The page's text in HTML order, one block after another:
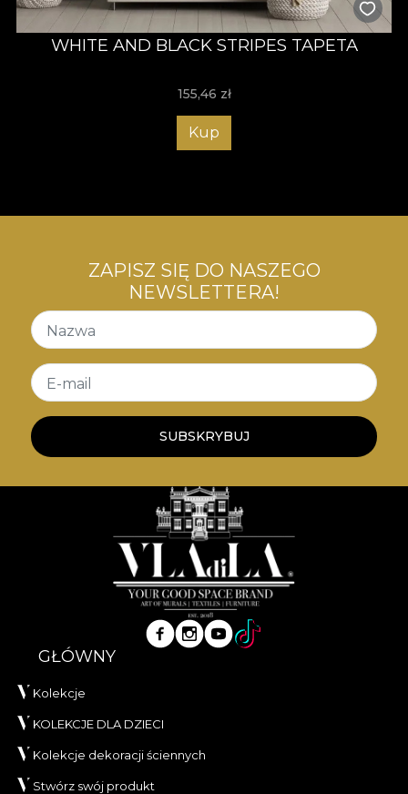
WHITE AND BLACK STRIPES TAPETA
155,46 zł
Kup
ZAPISZ SIĘ DO NASZEGO
NEWSLETTERA!
Nazwa
E-mail
SUBSKRYBUJ
GŁÓWNY
Kolekcje
KOLEKCJE DLA DZIECI
Kolekcje dekoracji ściennych
Stwórz swój produkt